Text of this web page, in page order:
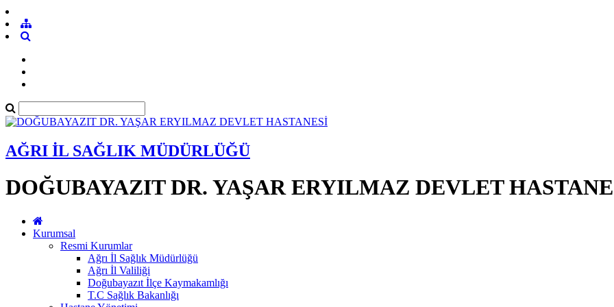
AĞRI İL SAĞLIK MÜDÜRLÜĞÜ
DOĞUBAYAZIT DR. YAŞAR ERYILMAZ DEVLET
Kurumsal
Resmi Kurumlar
Ağrı İl Sağlık Müdürlüğü
Ağrı İl Valiliği
Doğubayazıt İlçe Kaymakamlığı
T.C Sağlık Bakanlığı